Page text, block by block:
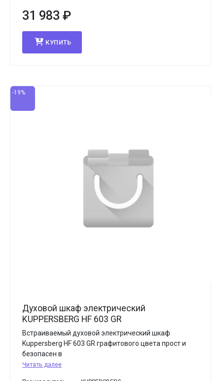
31 983 ₽
КУПИТЬ
-19%
Духовой шкаф электрический
KUPPERSBERG HF 603 GR
Встраиваемый духовой электрический шкаф
Kuppersberg HF 603 GR графитового цвета прост и
безопасен в
Читать далее